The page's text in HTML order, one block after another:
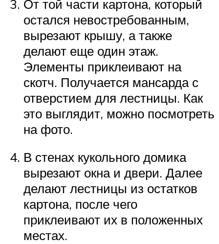
От той части картона, который
остался невостребованным,
вырезают крышу, а также
делают еще один этаж.
Элементы приклеивают на
скотч. Получается мансарда с
отверстием для лестницы. Как
это выглядит, можно посмотреть
на фото.
В стенах кукольного домика
вырезают окна и двери. Далее
делают лестницы из остатков
картона, после чего
приклеивают их в положенных
местах.